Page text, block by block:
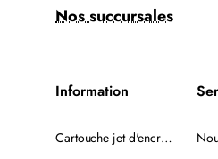
Nos succursales
Information
Cartouche jet d'encre recyclée